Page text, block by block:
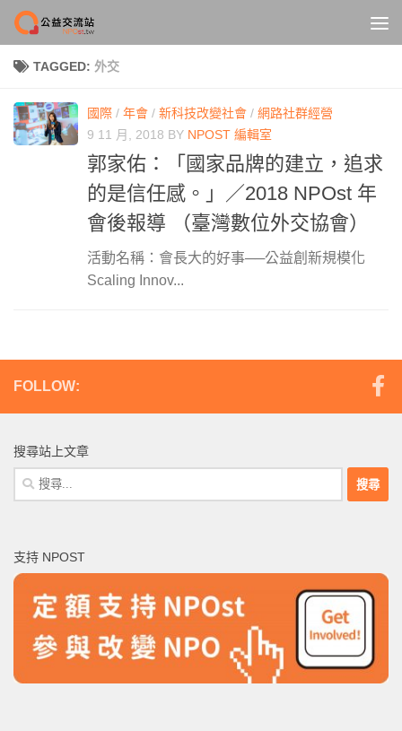
Skip to content
TAGGED: 外交
國際 / 年會 / 新科技改變社會 / 網路社群經營
9 11 月, 2018 BY NPOST 編輯室
郭家佑：「國家品牌的建立，追求
的是信任感。」／2018 NPOst 年
會後報導 （臺灣數位外交協會）
活動名稱：會長大的好事──公益創新規模化
Scaling Innov...
FOLLOW:
搜尋站上文章
搜
尋
字:
支持 NPOST